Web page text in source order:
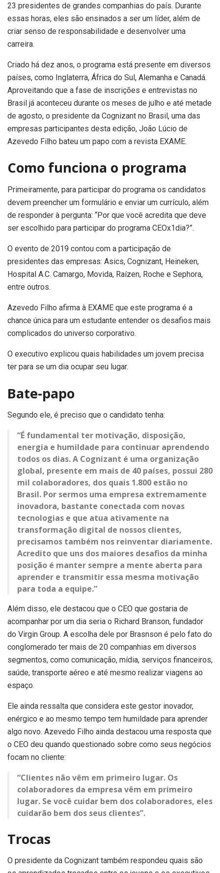
23 presidentes de grandes companhias do país. Durante
essas horas, eles são ensinados a ser um líder, além de
criar senso de responsabilidade e desenvolver uma
carreira.
Criado há dez anos, o programa está presente em diversos
países, como Inglaterra, África do Sul, Alemanha e Canadá.
Aproveitando que a fase de inscrições e entrevistas no
Brasil já aconteceu durante os meses de julho e até metade
de agosto, o presidente da Cognizant no Brasil, uma das
empresas participantes desta edição, João Lúcio de
Azevedo Filho bateu um papo com a revista EXAME.
Como funciona o programa
Primeiramente, para participar do programa os candidatos
devem preencher um formulário e enviar um currículo, além
de responder à pergunta: “Por que você acredita que deve
ser escolhido para participar do programa CEOx1dia?”.
O evento de 2019 contou com a participação de
presidentes das empresas: Asics, Cognizant, Heineken,
Hospital A.C. Camargo, Movida, Raízen, Roche e Sephora,
entre outros.
Azevedo Filho afirma à EXAME que este programa é a
chance única para um estudante entender os desafios mais
complicados do universo corporativo.
O executivo explicou quais habilidades um jovem precisa
ter para se um dia ocupar seu lugar.
Bate-papo
Segundo ele, é preciso que o candidato tenha:
“É fundamental ter motivação, disposição,
energia e humildade para continuar aprendendo
todos os dias. A Cognizant é uma organização
global, presente em mais de 40 países, possui 280
mil colaboradores, dos quais 1.800 estão no
Brasil. Por sermos uma empresa extremamente
inovadora, bastante conectada com novas
tecnologias e que atua ativamente na
transformação digital de nossos clientes,
precisamos também nos reinventar diariamente.
Acredito que uns dos maiores desafios da minha
posição é manter sempre a mente aberta para
aprender e transmitir essa mesma motivação
para toda a equipe.”
Além disso, ele destacou que o CEO que gostaria de
acompanhar por um dia seria o Richard Branson, fundador
do Virgin Group. A escolha dele por Brasnson é pelo fato do
conglomerado ter mais de 20 companhias em diversos
segmentos, como comunicação, mídia, serviços financeiros,
saúde, transporte aéreo e até mesmo realizar viagens ao
espaço.
Ele ainda ressalta que considera este gestor inovador,
enérgico e ao mesmo tempo tem humildade para aprender
algo novo. Azevedo Filho ainda destacou uma resposta que
o CEO deu quando questionado sobre como seus negócios
focam no cliente:
“Clientes não vêm em primeiro lugar. Os
colaboradores da empresa vêm em primeiro
lugar. Se você cuidar bem dos colaboradores, eles
cuidarão bem dos seus clientes”.
Trocas
O presidente da Cognizant também respondeu quais são